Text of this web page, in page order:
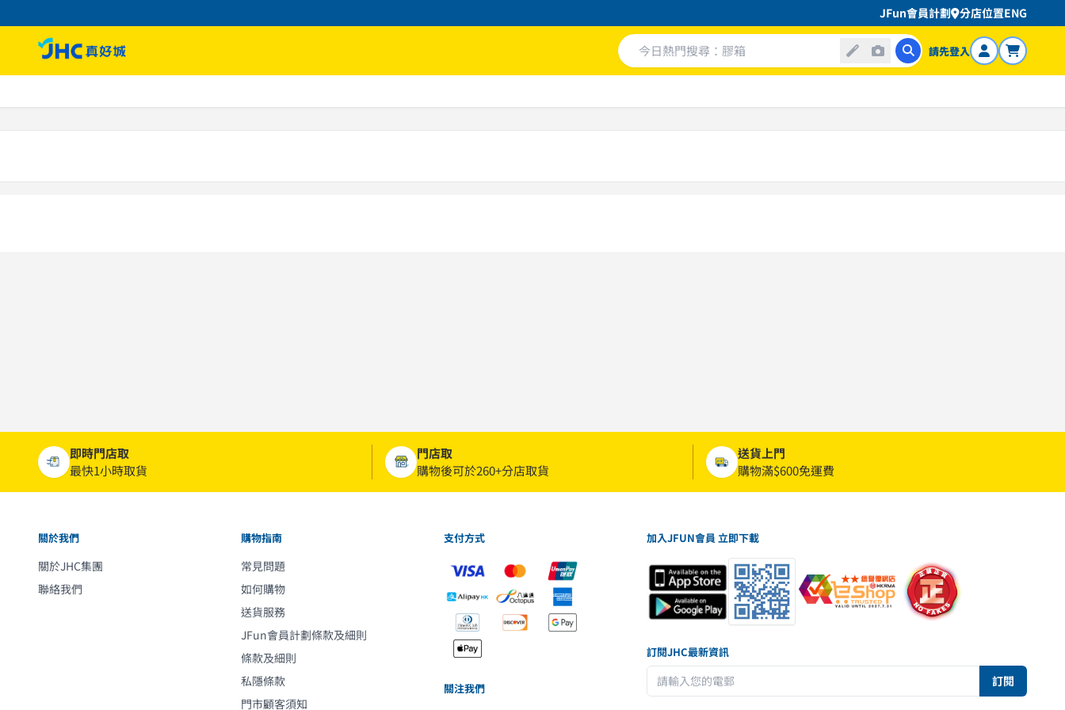
JFun會員計劃 分店位置ENG
請先登入
即時門店取
最快1小時取貨
門店取
購物後可於260+分店取貨
送貨上門
購物滿$600免運費
關於我們
關於JHC集團
聯絡我們
購物指南
常見問題
如何購物
送貨服務
JFun會員計劃條款及細則
條款及細則
私隱條款
門市顧客須知
支付方式
關注我們
加入JFUN會員 立即下載
訂閱JHC最新資訊
訂閱